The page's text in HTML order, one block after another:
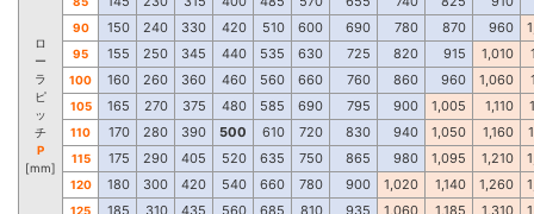
ロ
ー
ラ
ピ
ッ
チ
P
[mm]
90 150 240 330 420 510 600 690 780 870 960
95 155 250 345 440 535 630 725 820 915 1,010
100 160 260 360 460 560 660 760 860 960 1,060
105 165 270 375 480 585 690 795 900 1,005 1,110
110 170 280 390 500 610 720 830 940 1,050 1,160
115 175 290 405 520 635 750 865 980 1,095 1,210
120 180 300 420 540 660 780 900 1,020 1,140 1,260
125 185 310 435 560 685 810 935 1,060 1,185 1,310